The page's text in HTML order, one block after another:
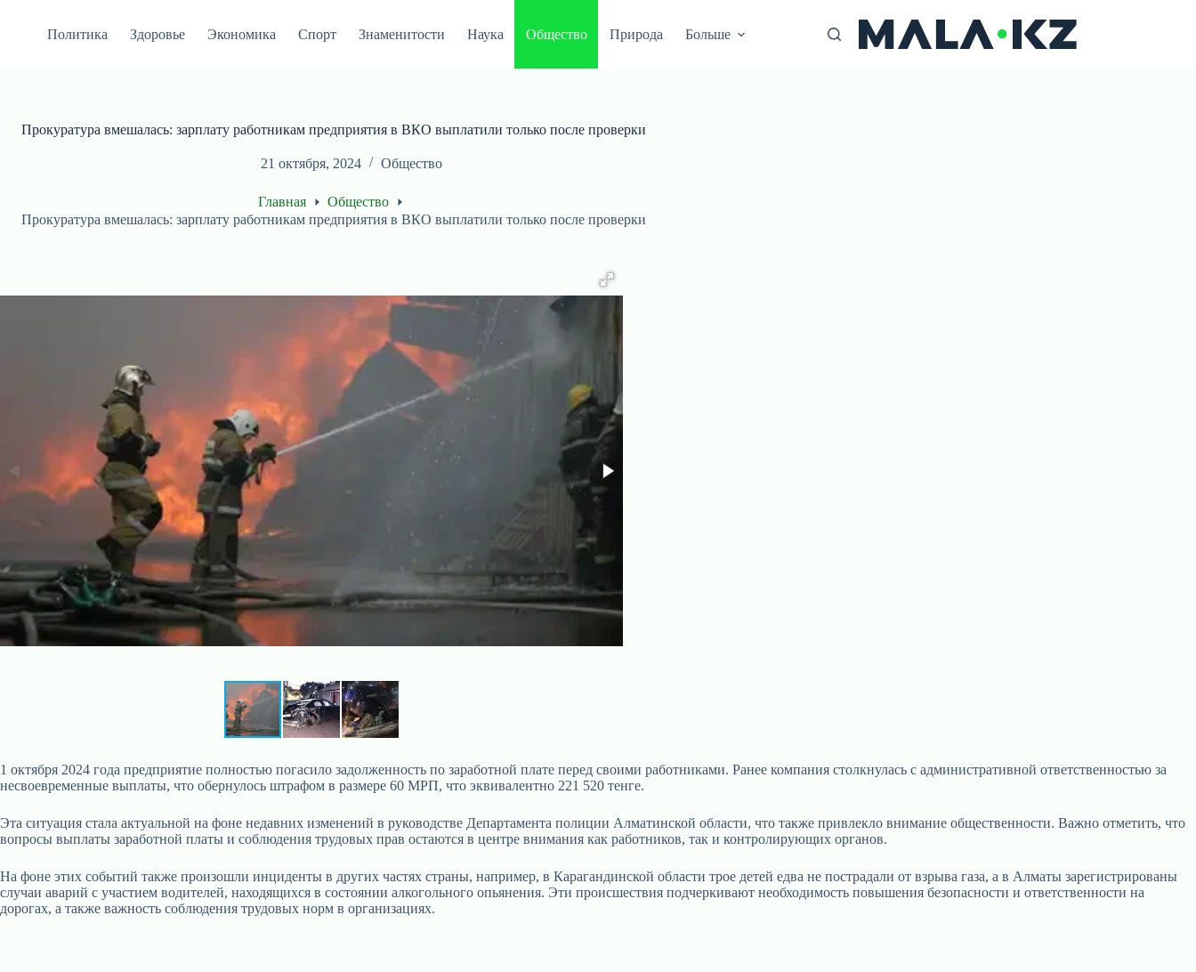
Политика Здоровье Экономика Спорт Знаменитости Наука Общество Природа Больше
Прокуратура вмешалась: зарплату работникам предприятия в ВКО выплатили только после проверки
21 октября, 2024 Общество
Главная
Общество
Прокуратура вмешалась: зарплату работникам предприятия в ВКО выплатили только после проверки
1 октября 2024 года предприятие полностью погасило задолженность по заработной плате перед своими работниками. Ранее компания столкнулась с административной ответственностью за
несвоевременные выплаты, что обернулось штрафом в размере 60 МРП, что эквивалентно 221 520 тенге.
Эта ситуация стала актуальной на фоне недавних изменений в руководстве Департамента полиции Алматинской области, что также привлекло внимание общественности. Важно отметить, что
вопросы выплаты заработной платы и соблюдения трудовых прав остаются в центре внимания как работников, так и контролирующих органов.
На фоне этих событий также произошли инциденты в других частях страны, например, в Карагандинской области трое детей едва не пострадали от взрыва газа, а в Алматы зарегистрированы
случаи аварий с участием водителей, находящихся в состоянии алкогольного опьянения. Эти происшествия подчеркивают необходимость повышения безопасности и ответственности на
дорогах, а также важность соблюдения трудовых норм в организациях.